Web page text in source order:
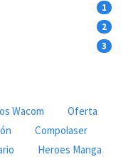
1
2
3
Wacom
Oferta
Compolaser
Heroes Manga